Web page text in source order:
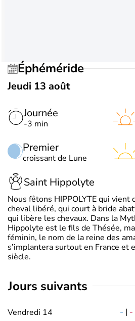
Éphéméride
Jeudi 13 août
Journée
-3 min
Premier
croissant de Lune
Saint Hippolyte
Nous fêtons HIPPOLYTE qui vient
cheval libéré, qui court à bride
qui libère les chevaux. Dans la
Hippolyte est le fils de Thésée,
féminin, le nom de la reine des
s’implantera surtout en France et
siècle.
jours suivants
Vendredi 14 - | -